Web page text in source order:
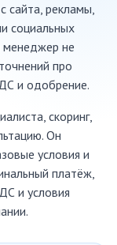
сайта, рекламы,
социальных
менеджер не
про
и одобрение.
скоринг,
Он
условия и
платёж,
и условия